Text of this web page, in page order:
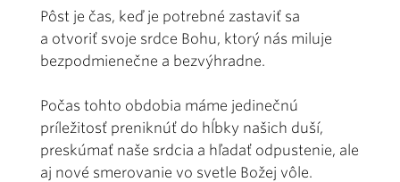
Pôst je čas, keď je potrebné zastaviť sa
a otvoriť svoje srdce Bohu, ktorý nás miluje
bezpodmienečne a bezvýhradne.
Počas tohto obdobia máme jedinečnú
príležitosť preniknúť do hĺbky našich duší,
preskúmať naše srdcia a hľadať odpustenie, ale
aj nové smerovanie vo svetle Božej vôle.